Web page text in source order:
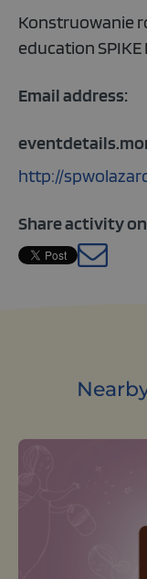
Konstruowanie
education
Email address:
http://
Share activity